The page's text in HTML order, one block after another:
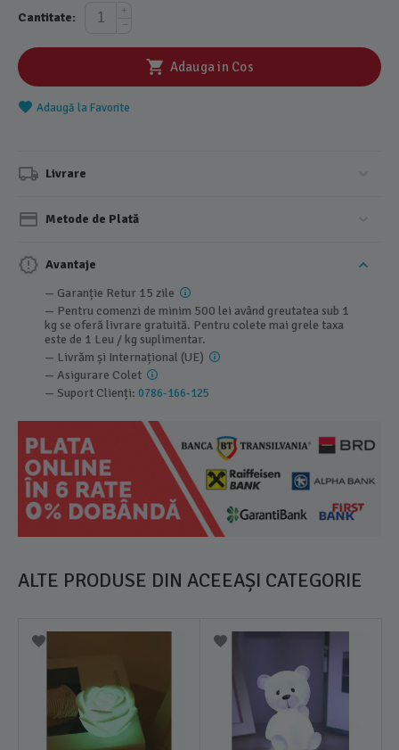
Cantitate:
+
−
Adauga in Cos
Adaugă la Favorite
Livrare
Metode de Plată
Avantaje
— Garanție Retur 15 zile
— Pentru comenzi de minim 500 lei având greutatea sub 1
kg se oferă livrare gratuită. Pentru colete mai grele taxa
este de 1 Leu / kg suplimentar.
— Livrăm și Internațional (UE)
— Asigurare Colet
— Suport Clienți:0786-166-125
ALTE PRODUSE DIN ACEEAȘI CATEGORIE